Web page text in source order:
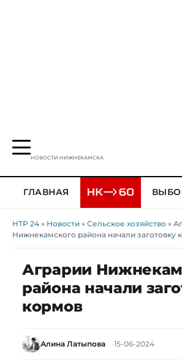
НОВОСТИ НИЖНЕКАМСКА
ГЛАВНАЯ
НТР 24 » Новости » Сельское хозяйство »
Нижнекамского района начали заготовку
Аграрии
района начали
кормов
Алина Латыпова 15-06-2024